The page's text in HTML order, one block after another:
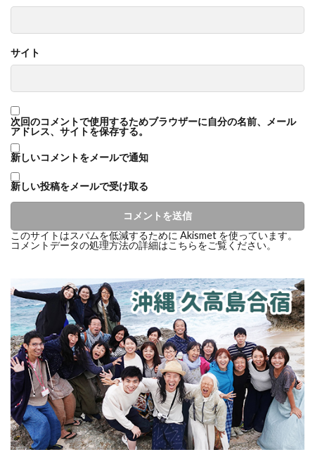
サイト
次回のコメントで使用するためブラウザーに自分の名前、メール
アドレス、サイトを保存する。
新しいコメントをメールで通知
新しい投稿をメールで受け取る
このサイトはスパムを低減するために Akismet を使っています。
コメントデータの処理方法の詳細はこちらをご覧ください。